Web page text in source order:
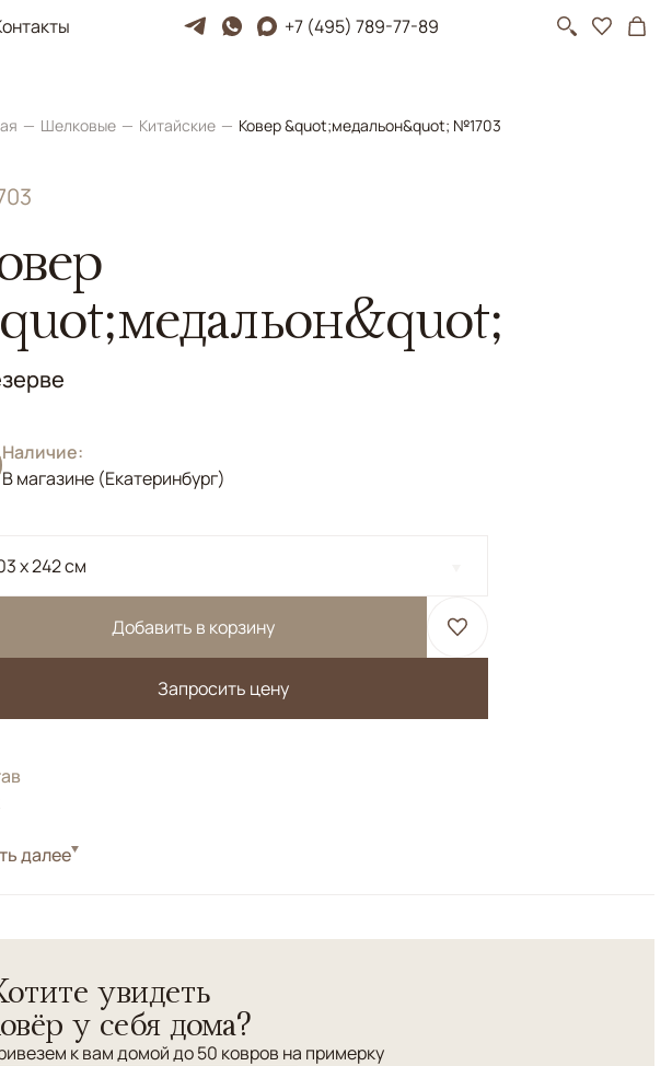
+7 (495) 789-77-89
Шелковые Китайские Ковер &quot;медальон&quot; №1703
Наличие:
В магазине (Екатеринбург)
x 242 см
Добавить в корзину
Запросить цену
далее
увидеть
у себя дома?
к вам домой до 50 ковров на примерку